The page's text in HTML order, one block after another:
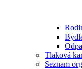
Tlaková
Seznam